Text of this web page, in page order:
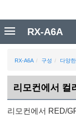
RX-A6A 구성 다양
리모컨에서 컬
리모컨에서 RED/
RX-A6A